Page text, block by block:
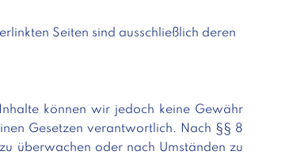
Seiten sind ausschließlich deren
können wir jedoch keine Gewähr
Gesetzen verantwortlich. Nach §§ 8
überwachen oder nach Umständen zu